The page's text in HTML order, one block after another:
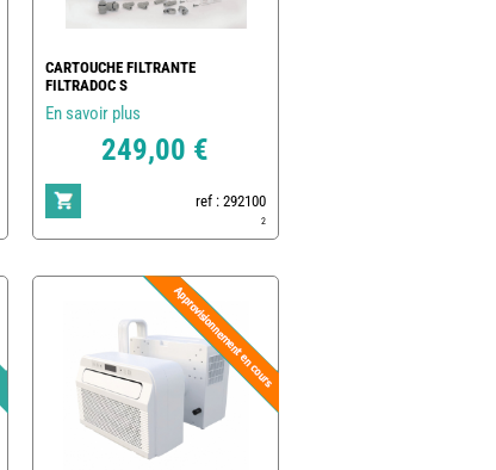
CARTOUCHE FILTRANTE
FILTRADOC S
En savoir plus
249,00 €
ref : 292100
2